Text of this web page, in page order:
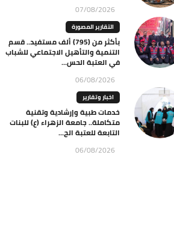
07/08/2026
التقارير المصورة
بأكثر من (795) ألف مستفيد.. قسم
التنمية والتأهيل الاجتماعي للشباب
في العتبة الحس...
06/08/2026
اخبار وتقارير
خدمات طبية وإرشادية وتقنية
متكاملة.. جامعة الزهراء (ع) للبنات
التابعة للعتبة الح...
06/08/2026